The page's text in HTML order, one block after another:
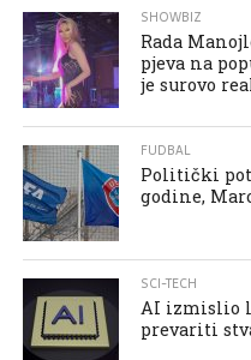
SHOWBIZ
Rada
pjeva na
je surovo
FUDBAL
Politički
godine,
SCI-TECH
AI izmislio
prevariti